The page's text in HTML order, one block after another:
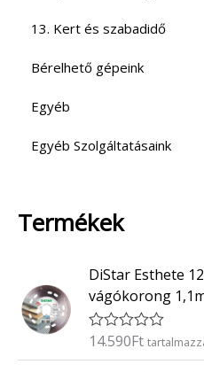
13. Kert és szabadidő
Bérelhető gépeink
Egyéb
Egyéb Szolgáltatásaink
Termékek
DiStar Esthete
vágókorong
É14.590Ft